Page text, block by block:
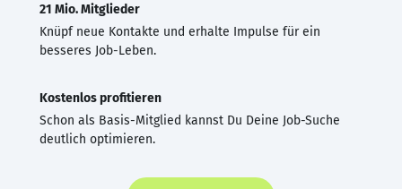
21 Mio. Mitglieder
Knüpf neue Kontakte und erhalte Impulse für ein
besseres Job-Leben.
Kostenlos profitieren
Schon als Basis-Mitglied kannst Du Deine Job-Suche
deutlich optimieren.